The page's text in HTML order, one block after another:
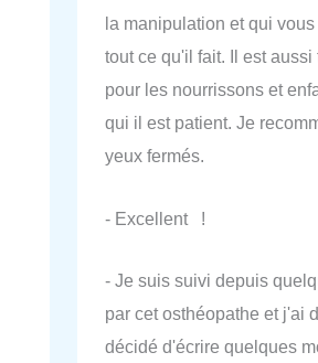
la manipulation et qui
tout ce qu'il fait. Il est aussi
pour les nourrissons et
qui il est patient. Je
yeux fermés.
- Excellent !
- Je suis suivi depuis
par cet osthéopathe et j'ai
décidé d'écrire quelques